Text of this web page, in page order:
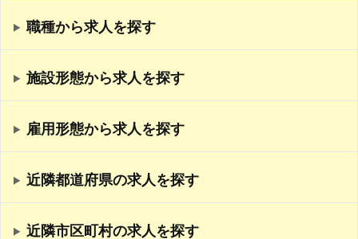
職種から求人を探す
施設形態から求人を探す
雇用形態から求人を探す
近隣都道府県の求人を探す
近隣市区町村の求人を探す